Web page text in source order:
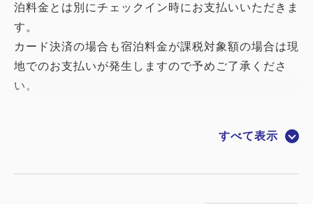
泊料金とは別にチェックイン時にお支払いいただきま
す。
カード決済の場合も宿泊料金が課税対象額の場合は現
地でのお支払いが発生しますので予めご了承くださ
い。
すべて表示